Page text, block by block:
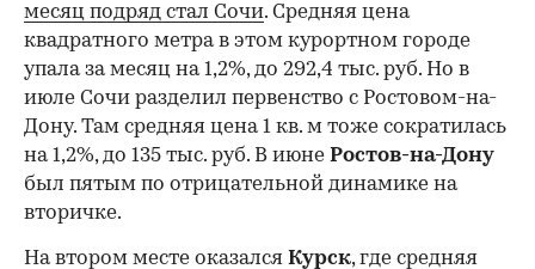
месяц подряд стал Сочи. Средняя цена
квадратного метра в этом курортном городе
упала за месяц на 1,2%, до 292,4 тыс. руб. Но в
июле Сочи разделил первенство с Ростовом-на-
Дону. Там средняя цена 1 кв. м тоже сократилась
на 1,2%, до 135 тыс. руб. В июне Ростов-на-Дону
был пятым по отрицательной динамике на
вторичке.
На втором месте оказался Курск, где средняя